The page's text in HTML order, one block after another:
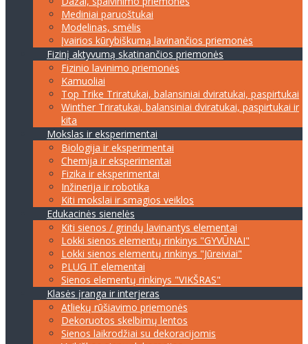
Mediniai paruoštukai
Modelinas, smėlis
Įvairios kūrybiškumą lavinančios priemonės
Fizinį aktyvumą skatinančios priemonės
Fizinio lavinimo priemonės
Kamuoliai
Top Trike Triratukai, balansiniai dviratukai, paspirtukai
Winther Triratukai, balansiniai dviratukai, paspirtukai ir
kita
Mokslas ir eksperimentai
Biologija ir eksperimentai
Chemija ir eksperimentai
Fizika ir eksperimentai
Inžinerija ir robotika
Kiti mokslai ir smagios veiklos
Edukacinės sienelės
Kiti sienos / grindų lavinantys elementai
Lokki sienos elementų rinkinys "GYVŪNAI"
Lokki sienos elementų rinkinys "Jūreiviai"
PLUG IT elementai
Sienos elementų rinkinys "VIKŠRAS"
Klasės įranga ir interjeras
Atliekų rūšiavimo priemonės
Dekoruotos skelbimų lentos
Sienos laikrodžiai su dekoracijomis